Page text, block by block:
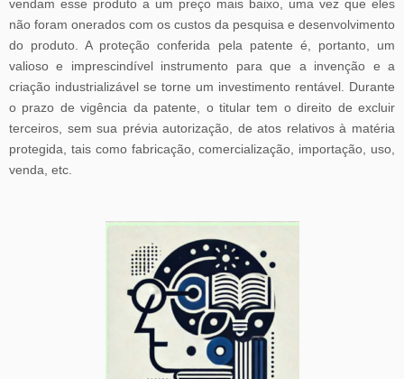
vendam esse produto a um preço mais baixo, uma vez que eles
não foram onerados com os custos da pesquisa e desenvolvimento
do produto. A proteção conferida pela patente é, portanto, um
valioso e imprescindível instrumento para que a invenção e a
criação industrializável se torne um investimento rentável. Durante
o prazo de vigência da patente, o titular tem o direito de excluir
terceiros, sem sua prévia autorização, de atos relativos à matéria
protegida, tais como fabricação, comercialização, importação, uso,
venda, etc.